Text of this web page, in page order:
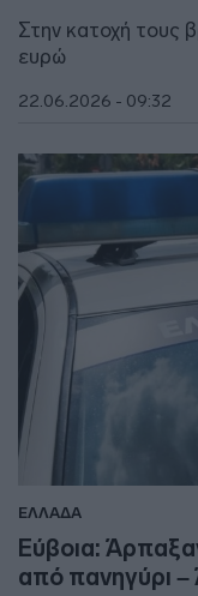
Στην κατοχή τους
ευρώ
22.06.2026 - 09:32
ΕΛΛΑΔΑ
Εύβοια:
από πανηγύρι –